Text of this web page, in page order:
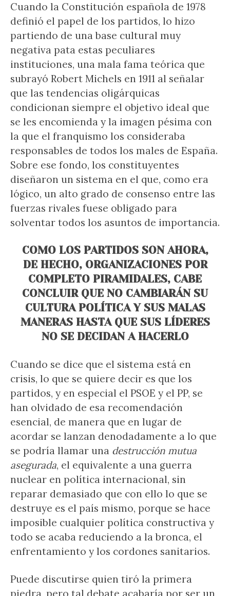
Cuando la Constitución española de 1978
definió el papel de los partidos, lo hizo
partiendo de una base cultural muy
negativa pata estas peculiares
instituciones, una mala fama teórica que
subrayó Robert Michels en 1911 al señalar
que las tendencias oligárquicas
condicionan siempre el objetivo ideal que
se les encomienda y la imagen pésima con
la que el franquismo los consideraba
responsables de todos los males de España.
Sobre ese fondo, los constituyentes
diseñaron un sistema en el que, como era
lógico, un alto grado de consenso entre las
fuerzas rivales fuese obligado para
solventar todos los asuntos de importancia.
COMO LOS PARTIDOS SON AHORA,
DE HECHO, ORGANIZACIONES POR
COMPLETO PIRAMIDALES, CABE
CONCLUIR QUE NO CAMBIARÁN SU
CULTURA POLÍTICA Y SUS MALAS
MANERAS HASTA QUE SUS LÍDERES
NO SE DECIDAN A HACERLO
Cuando se dice que el sistema está en
crisis, lo que se quiere decir es que los
partidos, y en especial el PSOE y el PP, se
han olvidado de esa recomendación
esencial, de manera que en lugar de
acordar se lanzan denodadamente a lo que
se podría llamar una destrucción mutua
asegurada, el equivalente a una guerra
nuclear en política internacional, sin
reparar demasiado que con ello lo que se
destruye es el país mismo, porque se hace
imposible cualquier política constructiva y
todo se acaba reduciendo a la bronca, el
enfrentamiento y los cordones sanitarios.
Puede discutirse quien tiró la primera
piedra, pero tal debate acabaría por ser un